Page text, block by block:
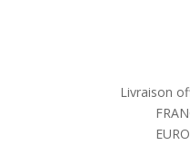
Livraison